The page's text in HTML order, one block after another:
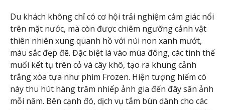
Du khách không chỉ có cơ hội trải nghiệm cảm giác nổi
trên mặt nước, mà còn được chiêm ngưỡng cảnh vật
thiên nhiên xung quanh hồ với núi non xanh mướt,
màu sắc đẹp đẽ. Đặc biệt là vào mùa đông, các tinh thể
muối kết tụ trên cỏ và cây khô, tạo ra khung cảnh
trắng xóa tựa như phim Frozen. Hiện tượng hiếm có
này thu hút hàng trăm nhiếp ảnh gia đến đây săn ảnh
mỗi năm. Bên cạnh đó, dịch vụ tắm bùn dành cho các